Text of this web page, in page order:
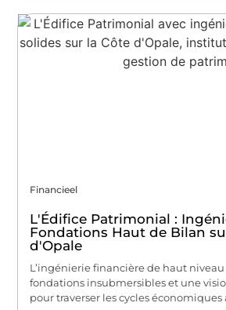
Financieel
L'Édifice Patrimonial :
Fondations Haut de Bilan
d'Opale
L’ingénierie financière de haut
fondations insubmersibles et une
pour traverser les cycles économiques